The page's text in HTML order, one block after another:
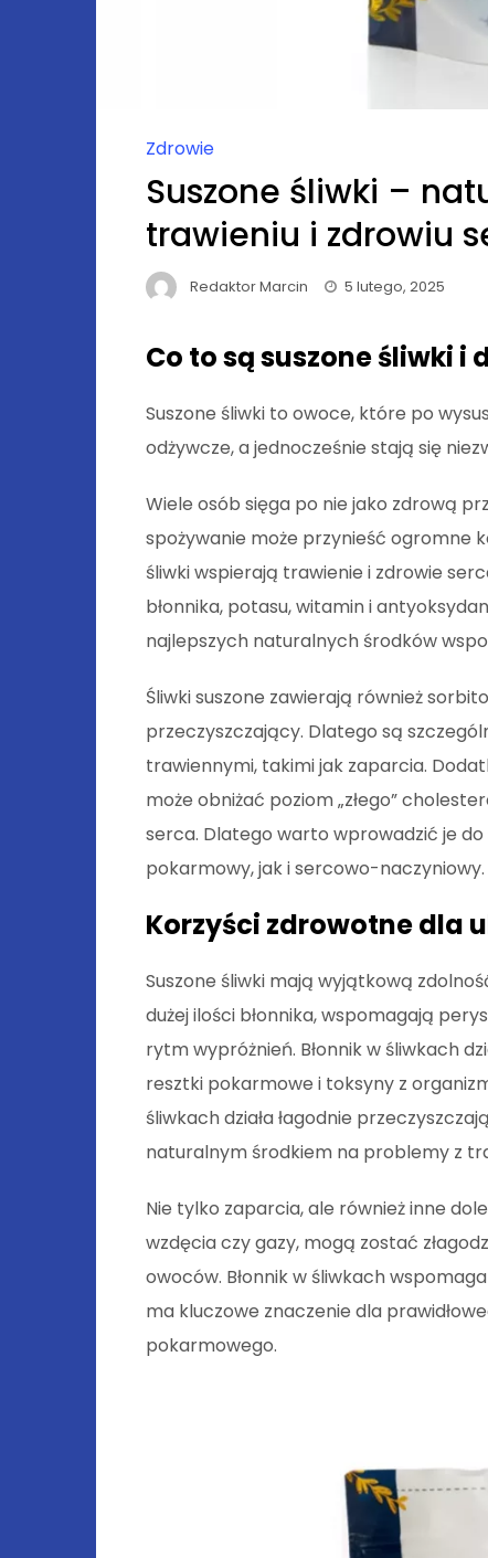
Zdrowie
Suszone śliwki –
trawieniu i zdrowiu
Redaktor Marcin 5 lutego, 2025
Co to są suszone śliwki
Suszone śliwki to owoce, które po
odżywcze, a jednocześnie stają się
Wiele osób sięga po nie jako zdrową
spożywanie może przynieść ogromne
śliwki wspierają trawienie i zdrowie
błonnika, potasu, witamin i
najlepszych naturalnych środków
Śliwki suszone zawierają również
przeczyszczający. Dlatego są
trawiennymi, takimi jak zaparcia.
może obniżać poziom „złego”
serca. Dlatego warto wprowadzić je
pokarmowy, jak i sercowo-naczyniowy.
Korzyści zdrowotne dla
Suszone śliwki mają wyjątkową
dużej ilości błonnika, wspomagają
rytm wypróżnień. Błonnik w śliwkach
resztki pokarmowe i toksyny z
śliwkach działa łagodnie
naturalnym środkiem na problemy z
Nie tylko zaparcia, ale również inne
wzdęcia czy gazy, mogą zostać
owoców. Błonnik w śliwkach
ma kluczowe znaczenie dla
pokarmowego.